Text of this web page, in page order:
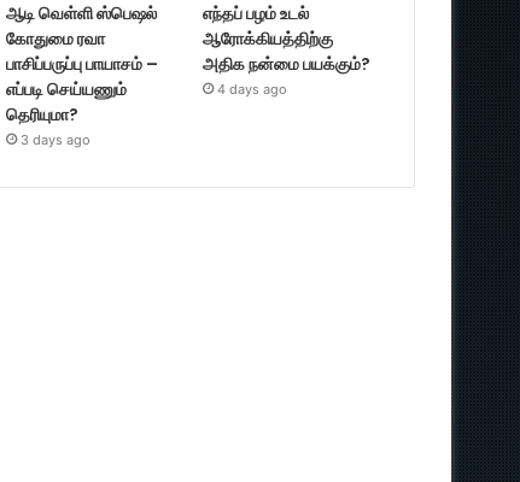
ஆடி வெள்ளி ஸ்பெஷல்
கோதுமை ரவா
பாசிப்பருப்பு பாயாசம் –
எப்படி செய்யணும்
தெரியுமா?
3 days ago
எந்தப் பழம் உடல்
ஆரோக்கியத்திற்கு
அதிக நன்மை பயக்கும்?
4 days ago